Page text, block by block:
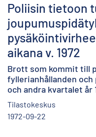
Poliisin tietoon
aikana v. 1972
Brott som kommit till
fyllerianhållanden
och andra kvartalet år
Tilastokeskus
1972-09-22